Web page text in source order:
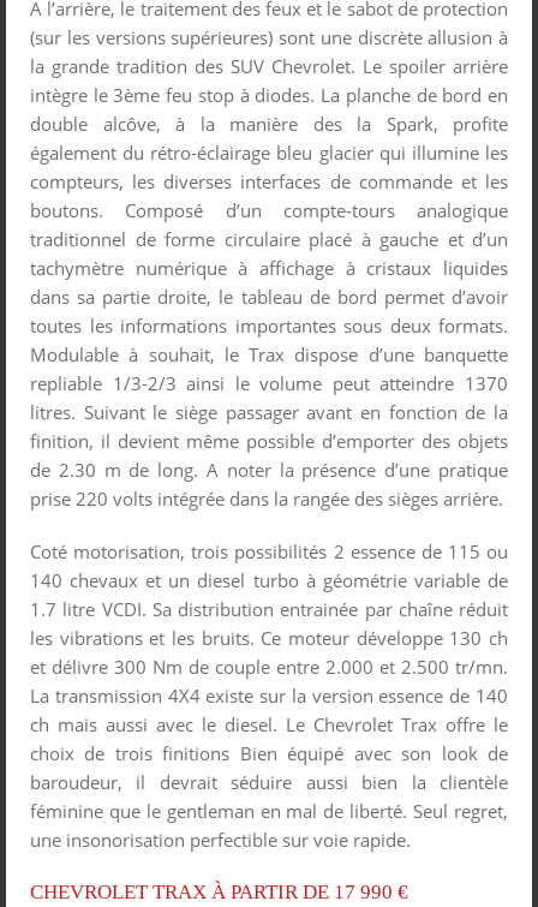
A l’arrière, le traitement des feux et le sabot de protection
(sur les versions supérieures) sont une discrète allusion à
la grande tradition des SUV Chevrolet. Le spoiler arrière
intègre le 3ème feu stop à diodes. La planche de bord en
double alcôve, à la manière des la Spark, profite
également du rétro-éclairage bleu glacier qui illumine les
compteurs, les diverses interfaces de commande et les
boutons. Composé d’un compte-tours analogique
traditionnel de forme circulaire placé à gauche et d’un
tachymètre numérique à affichage à cristaux liquides
dans sa partie droite, le tableau de bord permet d’avoir
toutes les informations importantes sous deux formats.
Modulable à souhait, le Trax dispose d’une banquette
repliable 1/3-2/3 ainsi le volume peut atteindre 1370
litres. Suivant le siège passager avant en fonction de la
finition, il devient même possible d’emporter des objets
de 2.30 m de long. A noter la présence d’une pratique
prise 220 volts intégrée dans la rangée des sièges arrière.
Coté motorisation, trois possibilités 2 essence de 115 ou
140 chevaux et un diesel turbo à géométrie variable de
1.7 litre VCDI. Sa distribution entrainée par chaîne réduit
les vibrations et les bruits. Ce moteur développe 130 ch
et délivre 300 Nm de couple entre 2.000 et 2.500 tr/mn.
La transmission 4X4 existe sur la version essence de 140
ch mais aussi avec le diesel. Le Chevrolet Trax offre le
choix de trois finitions Bien équipé avec son look de
baroudeur, il devrait séduire aussi bien la clientèle
féminine que le gentleman en mal de liberté. Seul regret,
une insonorisation perfectible sur voie rapide.
CHEVROLET TRAX À PARTIR DE 17 990 €